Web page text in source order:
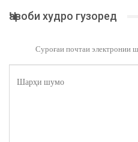
Ҷавоби худро гузоред
Суроғаи почтаи электронии